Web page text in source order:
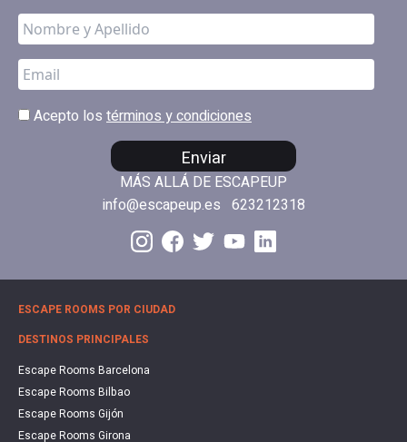
Acepto los términos y condiciones
Enviar
MÁS ALLÁ DE ESCAPEUP
info@escapeup.es 623212318
ESCAPE ROOMS POR CIUDAD
DESTINOS PRINCIPALES
Escape Rooms Barcelona
Escape Rooms Bilbao
Escape Rooms Gijón
Escape Rooms Girona